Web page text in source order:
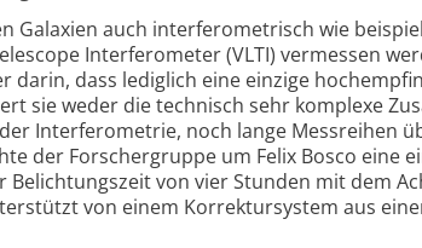
Galaxien auch interferometrisch wie
Interferometer (VLTI) vermessen
darin, dass lediglich eine einzige
sie weder die technisch sehr komplexe
Inter­ferometrie, noch lange Messreihen
der Forschergruppe um Felix Bosco eine
von vier Stunden mit dem
von einem Korrektursystem aus